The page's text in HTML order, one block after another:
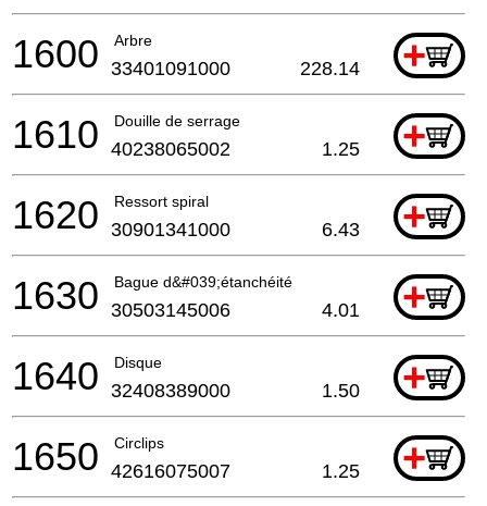
Arbre +
1600 33401091000 228.14
Douille de serrage +
1610 40238065002 1.25
Ressort spiral +
1620 30901341000 6.43
Bague d&#039;étanchéité +
1630 30503145006 4.01
Disque +
1640 32408389000 1.50
Circlips +
1650 42616075007 1.25